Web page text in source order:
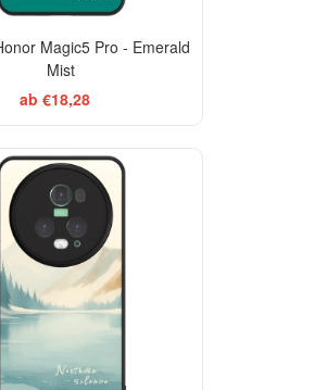
Magic5 Pro - Emerald
Mist
ab €18,28